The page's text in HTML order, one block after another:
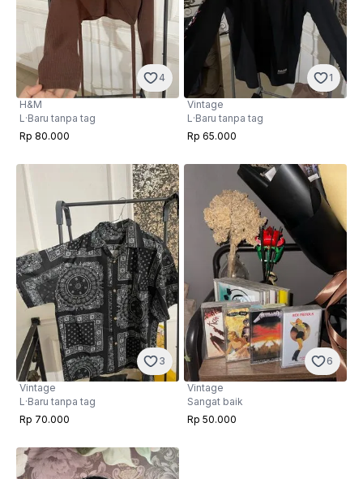
4
H&M
L·Baru tanpa tag
Rp 80.000
1
Vintage
L·Baru tanpa tag
Rp 65.000
3
Vintage
L·Baru tanpa tag
Rp 70.000
6
Vintage
Sangat baik
Rp 50.000